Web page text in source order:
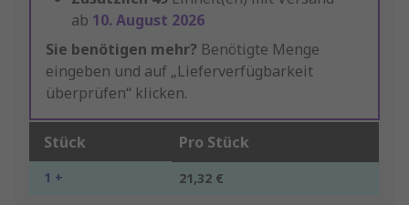
ab 10. August 2026
Sie benötigen mehr? Benötigte Menge
eingeben und auf „Lieferverfügbarkeit
überprüfen“ klicken.
Stück Pro Stück
1 + 21,32 €